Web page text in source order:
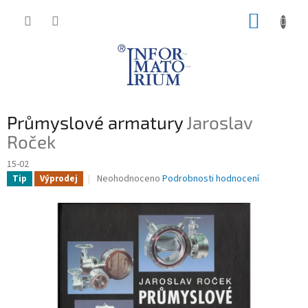
Průmyslové armaturyJaroslav
Roček
15-02
Tip Výprodej
Průměrné
produktu
z
5
hvězdiček.
Neohodnoceno Podrobnosti hodnocení